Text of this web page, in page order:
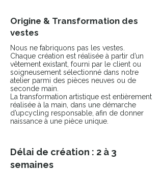
Origine & Transformation des
vestes
Nous ne fabriquons pas les vestes.
Chaque création est réalisée à partir d’un
vêtement existant, fourni par le client ou
soigneusement sélectionné dans notre
atelier parmi des pièces neuves ou de
seconde main.
La transformation artistique est entièrement
réalisée à la main, dans une démarche
d’upcycling responsable, afin de donner
naissance à une pièce unique.
Délai de création : 2 à 3
semaines